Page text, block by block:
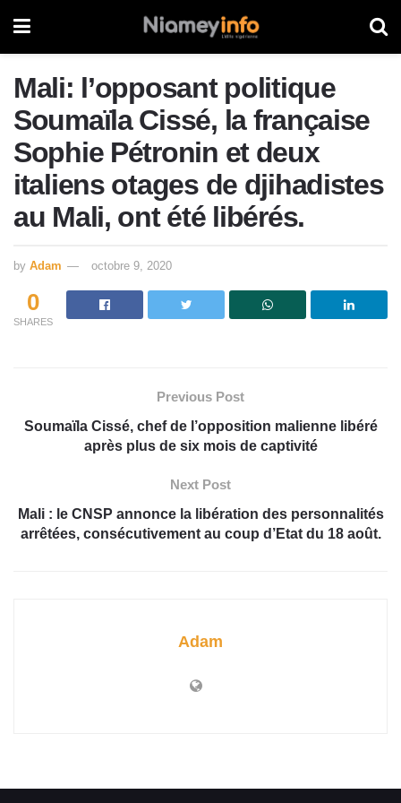
Mali: l’opposant politique
Soumaïla Cissé, la française
Sophie Pétronin et deux
italiens otages de djihadistes
au Mali, ont été libérés.
by Adam octobre 9, 2020
0
SHARES
Previous Post
Soumaïla Cissé, chef de l’opposition malienne libéré
après plus de six mois de captivité
Next Post
Mali : le CNSP annonce la libération des personnalités
arrêtées, consécutivement au coup d’Etat du 18 août.
Adam